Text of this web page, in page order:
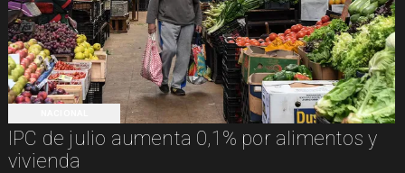
IPC de julio aumenta 0,1% por alimentos y
vivienda